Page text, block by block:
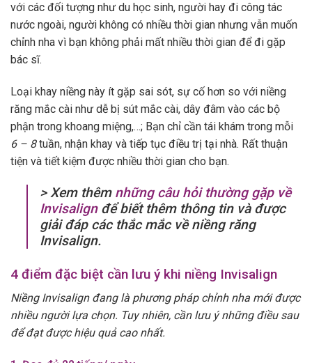
với các đối tượng như du học sinh, người hay đi công tác
nước ngoài, người không có nhiều thời gian nhưng vẫn muốn
chỉnh nha vì bạn không phải mất nhiều thời gian để đi gặp
bác sĩ.
Loại khay niềng này ít gặp sai sót, sự cố hơn so với niềng
răng mắc cài như dễ bị sút mắc cài, dây đâm vào các bộ
phận trong khoang miệng,…; Bạn chỉ cần tái khám trong mỗi
6 – 8tuần, nhận khay và tiếp tục điều trị tại nhà. Rất thuận
tiện và tiết kiệm được nhiều thời gian cho bạn.
> Xem thêm những câu hỏi thường gặp về
Invisalignđể biết thêm thông tin và được
giải đáp các thắc mắc về niềng răng
Invisalign.
4 điểm đặc biệt cần lưu ý khi niềng Invisalign
Niềng Invisalign đang là phương pháp chỉnh nha mới được
nhiều người lựa chọn. Tuy nhiên, cần lưu ý những điều sau
để đạt được hiệu quả cao nhất.